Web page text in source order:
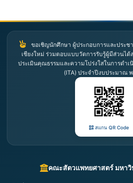
ขอเชิญนักศึกษา ผู้ประกอบการและประ
เชียงใหม่ ร่วมตอบแบบวัดการรับรู้ผู้มีส่วนได้
ประเมินคุณธรรมและความโปร่งใสในการดำ
(ITA) ประจำปีงบประมาณ
สแกน QR Code
คณะสัตวแพทยศาสตร์ มหาวิ